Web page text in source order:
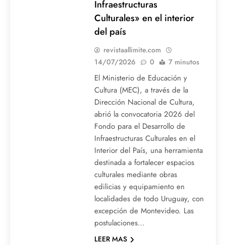
Infraestructuras
Culturales» en el interior
del país
revistaallimite.com
14/07/2026
0 7 minutos
El Ministerio de Educación y
Cultura (MEC), a través de la
Dirección Nacional de Cultura,
abrió la convocatoria 2026 del
Fondo para el Desarrollo de
Infraestructuras Culturales en el
Interior del País, una herramienta
destinada a fortalecer espacios
culturales mediante obras
edilicias y equipamiento en
localidades de todo Uruguay, con
excepción de Montevideo. Las
postulaciones…
LEER MAS